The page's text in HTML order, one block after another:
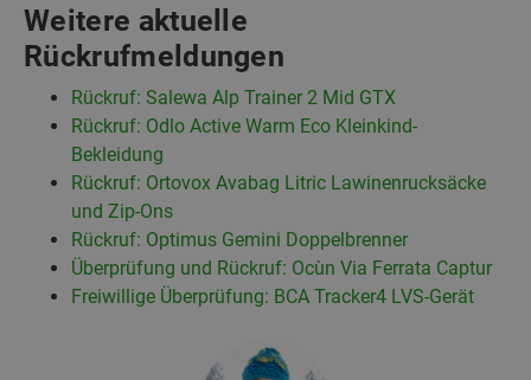
Weitere aktuelle
Rückrufmeldungen
Rückruf: Salewa Alp Trainer 2 Mid GTX
Rückruf: Odlo Active Warm Eco Kleinkind-
Bekleidung
Rückruf: Ortovox Avabag Litric Lawinenrucksäcke
und Zip-Ons
Rückruf: Optimus Gemini Doppelbrenner
Überprüfung und Rückruf: Ocùn Via Ferrata Captur
Freiwillige Überprüfung: BCA Tracker4 LVS-Gerät